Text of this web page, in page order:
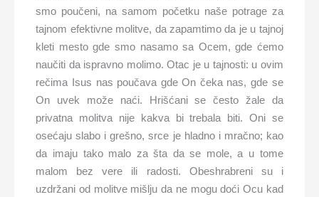
smo poučeni, na samom početku naše potrage za
tajnom efektivne molitve, da zapamtimo da je u tajnoj
kleti mesto gde smo nasamo sa Ocem, gde ćemo
naučiti da ispravno molimo. Otac je u tajnosti: u ovim
rečima Isus nas poučava gde On čeka nas, gde se
On uvek može naći. Hrišćani se često žale da
privatna molitva nije kakva bi trebala biti. Oni se
osećaju slabo i grešno, srce je hladno i mračno; kao
da imaju tako malo za šta da se mole, a u tome
malom bez vere ili radosti. Obeshrabreni su i
uzdržani od molitve mišlju da ne mogu doći Ocu kad